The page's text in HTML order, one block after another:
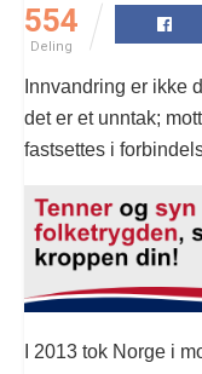
554
Deling
Innvandring er ikke
det er et unntak;
fastsettes i
I 2013 tok Norge i